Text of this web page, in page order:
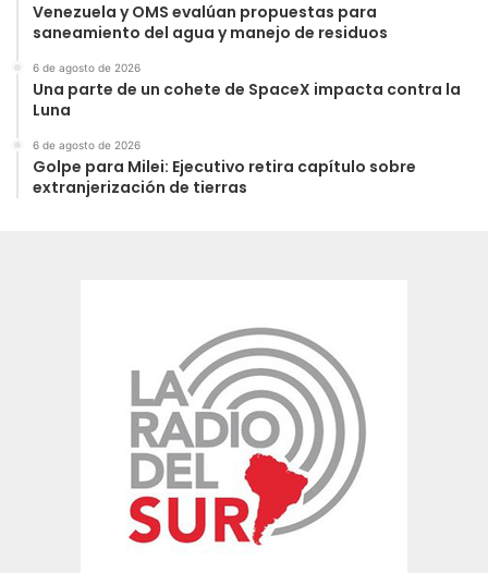
Venezuela y OMS evalúan propuestas para
saneamiento del agua y manejo de residuos
6 de agosto de 2026
Una parte de un cohete de SpaceX impacta contra la
Luna
6 de agosto de 2026
Golpe para Milei: Ejecutivo retira capítulo sobre
extranjerización de tierras